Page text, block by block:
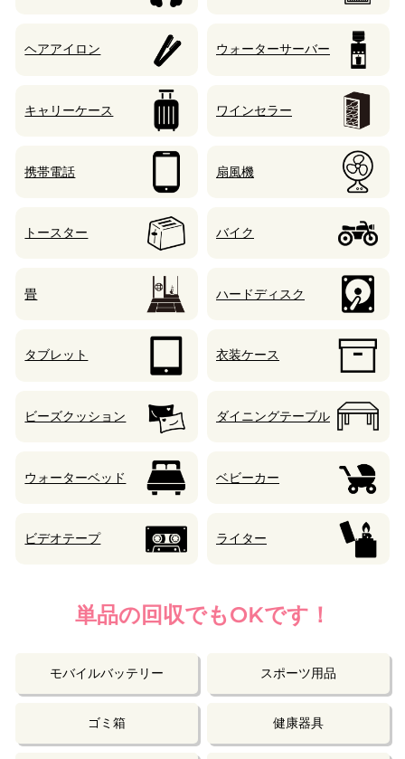
ヘアアイロン ウォーターサーバー
キャリーケース ワインセラー
携帯電話 扇風機
トースター バイク
畳 ハードディスク
タブレット 衣装ケース
ビーズクッション ダイニングテーブル
ウォーターベッド ベビーカー
ビデオテープ ライター
単品の回収でもOKです！
モバイルバッテリー スポーツ用品
ゴミ箱 健康器具